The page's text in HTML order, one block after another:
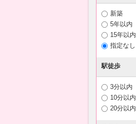
新築
5年以内
15年以内
指定なし
駅徒歩
3分以内
10分以内
20分以内